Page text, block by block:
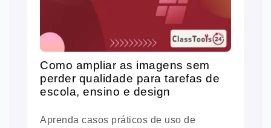
Como ampliar as imagens sem
perder qualidade para tarefas de
escola, ensino e design
Aprenda casos práticos de uso de